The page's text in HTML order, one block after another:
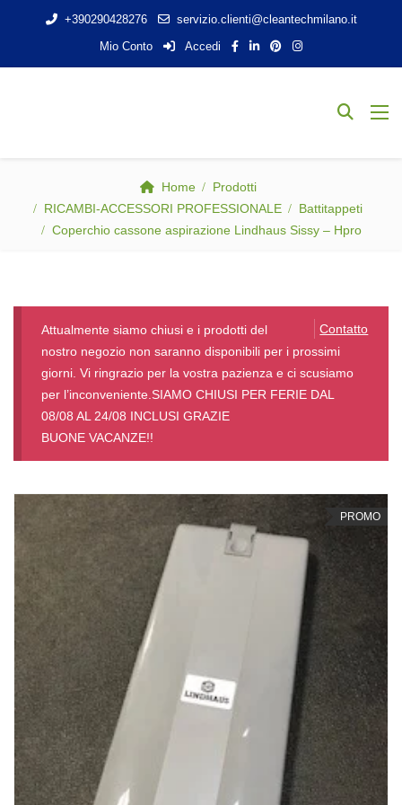
+390290428276
servizio.clienti@cleantechmilano.it
Mio Conto
Accedi
Home
Prodotti
RICAMBI-ACCESSORI PROFESSIONALE
Battitappeti
Coperchio cassone aspirazione Lindhaus Sissy – Hpro
Contatto
Attualmente siamo chiusi e i prodotti del
nostro negozio non saranno disponibili per i prossimi
giorni. Vi ringrazio per la vostra pazienza e ci scusiamo
per l’inconveniente.SIAMO CHIUSI PER FERIE DAL
08/08 AL 24/08 INCLUSI GRAZIE
BUONE VACANZE!!
PROMO